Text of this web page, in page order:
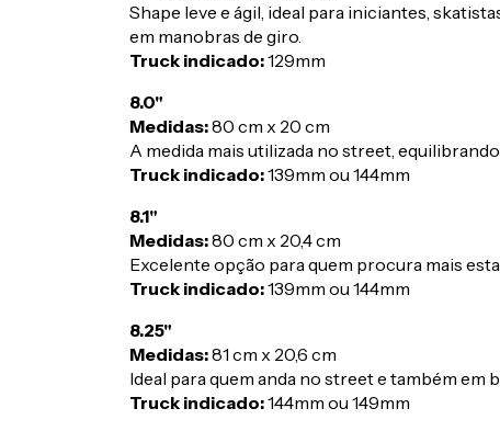
Shape leve e ágil, ideal para iniciantes,
em manobras de giro.
Truck indicado:129mm
8.0"
Medidas:80 cm x 20 cm
A medida mais utilizada no street,
Truck indicado:139mm ou 144mm
8.1"
Medidas:80 cm x 20,4 cm
Excelente opção para quem procura mais
Truck indicado:139mm ou 144mm
8.25"
Medidas:81 cm x 20,6 cm
Ideal para quem anda no street e também em
Truck indicado:144mm ou 149mm